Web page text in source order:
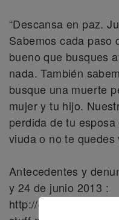
“Descansa en paz.
Sabemos cada paso
bueno que busques
nada. También
busque una muerte
mujer y tu hijo.
perdida de tu
viuda o no te quedes
Antecedentes y
y 24 de junio 2013 :
http://